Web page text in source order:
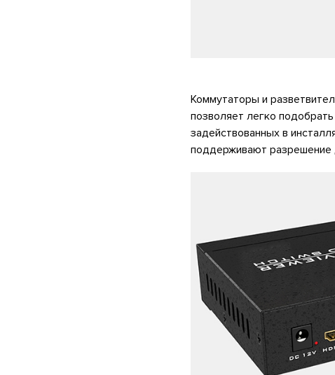
Коммутаторы и
позволяет легко
задействованных в
поддерживают разрешение